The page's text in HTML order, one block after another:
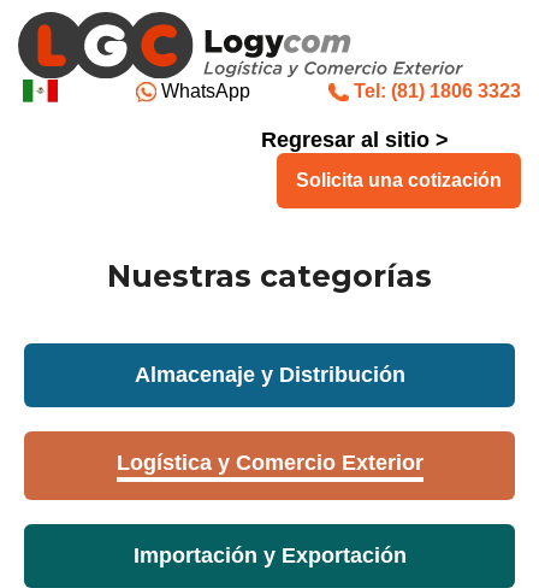
WhatsApp Tel: (81) 1806 3323
Regresar al sitio >
Solicita una cotización
Nuestras categorías
Almacenaje y Distribución
Logística y Comercio Exterior
Importación y Exportación